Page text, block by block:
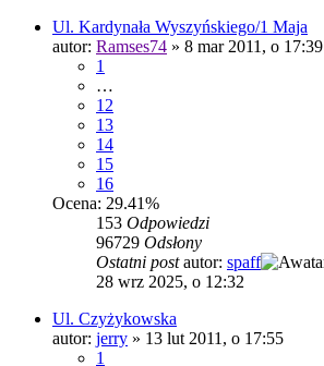
Ul. Kardynała Wyszyńskiego/1 Maja
autor: Ramses74 » 8 mar 2011, o 17:39
1
…
12
13
14
15
16
Ocena: 29.41%
153 Odpowiedzi
96729 Odsłony
Ostatni postautor: spaff
28 wrz 2025, o 12:32
Ul. Czyżykowska
autor: jerry » 13 lut 2011, o 17:55
1